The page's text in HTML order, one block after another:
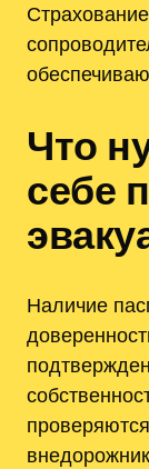
Что
себе
Наличие